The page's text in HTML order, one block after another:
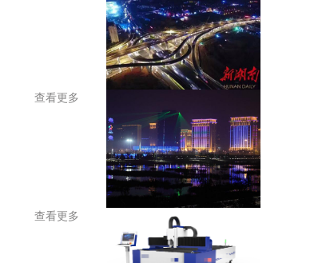
查看更多
查看更多